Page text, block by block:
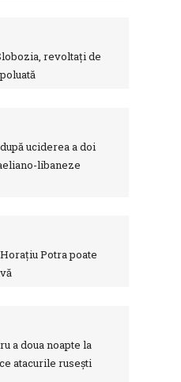
revoltați de
uciderea a doi
libaneze
Potra poate
a doua noapte la
atacurile rusești